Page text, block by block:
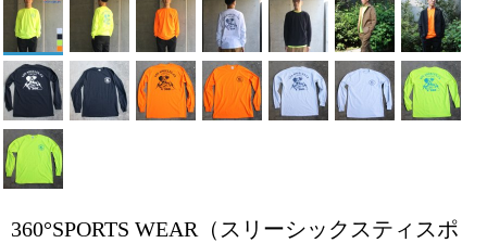
360°SPORTS WEAR（スリーシックスティスポ